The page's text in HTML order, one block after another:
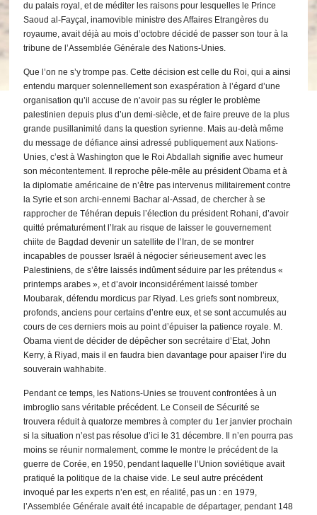
du palais royal, et de méditer les raisons pour lesquelles le Prince
Saoud al-Fayçal, inamovible ministre des Affaires Etrangères du
royaume, avait déjà au mois d’octobre décidé de passer son tour à la
tribune de l’Assemblée Générale des Nations-Unies.
Que l’on ne s’y trompe pas. Cette décision est celle du Roi, qui a ainsi
entendu marquer solennellement son exaspération à l’égard d’une
organisation qu’il accuse de n’avoir pas su régler le problème
palestinien depuis plus d’un demi-siècle, et de faire preuve de la plus
grande pusillanimité dans la question syrienne. Mais au-delà même
du message de défiance ainsi adressé publiquement aux Nations-
Unies, c’est à Washington que le Roi Abdallah signifie avec humeur
son mécontentement. Il reproche pêle-mêle au président Obama et à
la diplomatie américaine de n’être pas intervenus militairement contre
la Syrie et son archi-ennemi Bachar al-Assad, de chercher à se
rapprocher de Téhéran depuis l’élection du président Rohani, d’avoir
quitté prématurément l’Irak au risque de laisser le gouvernement
chiite de Bagdad devenir un satellite de l’Iran, de se montrer
incapables de pousser Israël à négocier sérieusement avec les
Palestiniens, de s’être laissés indûment séduire par les prétendus «
printemps arabes », et d’avoir inconsidérément laissé tomber
Moubarak, défendu mordicus par Riyad. Les griefs sont nombreux,
profonds, anciens pour certains d’entre eux, et se sont accumulés au
cours de ces derniers mois au point d’épuiser la patience royale. M.
Obama vient de décider de dépêcher son secrétaire d’Etat, John
Kerry, à Riyad, mais il en faudra bien davantage pour apaiser l’ire du
souverain wahhabite.
Pendant ce temps, les Nations-Unies se trouvent confrontées à un
imbroglio sans véritable précédent. Le Conseil de Sécurité se
trouvera réduit à quatorze membres à compter du 1er janvier prochain
si la situation n’est pas résolue d’ici le 31 décembre. Il n’en pourra pas
moins se réunir normalement, comme le montre le précédent de la
guerre de Corée, en 1950, pendant laquelle l’Union soviétique avait
pratiqué la politique de la chaise vide. Le seul autre précédent
invoqué par les experts n’en est, en réalité, pas un : en 1979,
l’Assemblée Générale avait été incapable de départager, pendant 148